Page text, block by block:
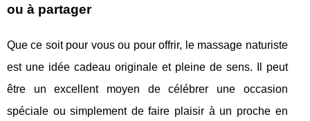
ou à partager
Que ce soit pour vous ou pour offrir, le massage naturiste
est une idée cadeau originale et pleine de sens. Il peut
être un excellent moyen de célébrer une occasion
spéciale ou simplement de faire plaisir à un proche en